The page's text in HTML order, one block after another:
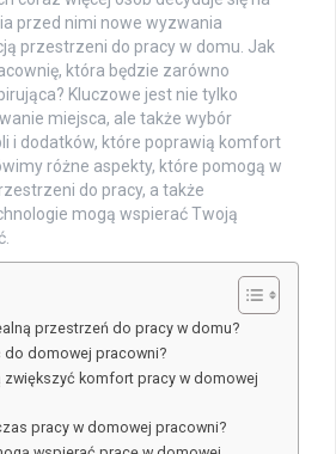
przed nimi nowe wyzwania
przestrzeni do pracy w domu. Jak
która będzie zarówno
Kluczowe jest nie tylko
miejsca, ale także wybór
i dodatków, które poprawią komfort
różne aspekty, które pomogą w
do pracy, a także
mogą wspierać Twoją
przestrzeń do pracy w domu?
do domowej pracowni?
komfort pracy w domowej
pracy w domowej pracowni?